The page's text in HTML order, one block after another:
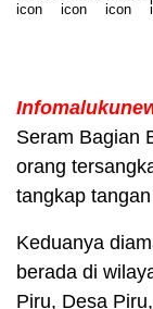
Seram Bagian
orang
tangkap
Keduanya
berada di
Piru, Desa